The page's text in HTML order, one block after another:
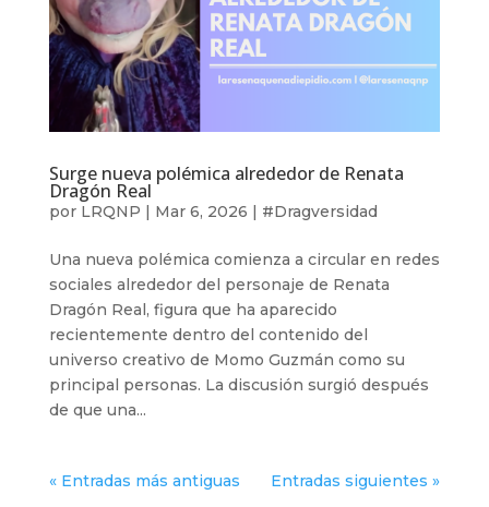
Surge nueva polémica alrededor de Renata
Dragón Real
por LRQNP | Mar 6, 2026 | #Dragversidad
Una nueva polémica comienza a circular en redes
sociales alrededor del personaje de Renata
Dragón Real, figura que ha aparecido
recientemente dentro del contenido del
universo creativo de Momo Guzmán como su
principal personas. La discusión surgió después
de que una...
« Entradas más antiguas Entradas siguientes »